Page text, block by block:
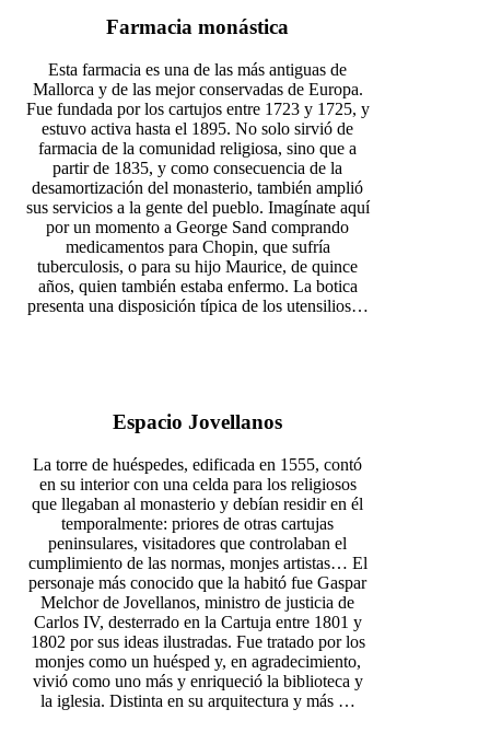
Farmacia monástica
Esta farmacia es una de las más antiguas de
Mallorca y de las mejor conservadas de Europa.
Fue fundada por los cartujos entre 1723 y 1725, y
estuvo activa hasta el 1895. No solo sirvió de
farmacia de la comunidad religiosa, sino que a
partir de 1835, y como consecuencia de la
desamortización del monasterio, también amplió
sus servicios a la gente del pueblo. Imagínate aquí
por un momento a George Sand comprando
medicamentos para Chopin, que sufría
tuberculosis, o para su hijo Maurice, de quince
años, quien también estaba enfermo. La botica
presenta una disposición típica de los utensilios…
Espacio Jovellanos
La torre de huéspedes, edificada en 1555, contó
en su interior con una celda para los religiosos
que llegaban al monasterio y debían residir en él
temporalmente: priores de otras cartujas
peninsulares, visitadores que controlaban el
cumplimiento de las normas, monjes artistas… El
personaje más conocido que la habitó fue Gaspar
Melchor de Jovellanos, ministro de justicia de
Carlos IV, desterrado en la Cartuja entre 1801 y
1802 por sus ideas ilustradas. Fue tratado por los
monjes como un huésped y, en agradecimiento,
vivió como uno más y enriqueció la biblioteca y
la iglesia. Distinta en su arquitectura y más …